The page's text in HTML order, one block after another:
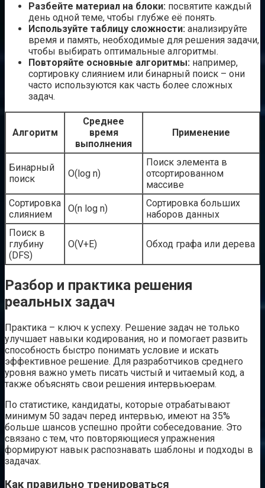
Разбейте материал на блоки: посвятите каждый
день одной теме, чтобы глубже её понять.
Используйте таблицу сложности: анализируйте
время и память, необходимые для решения задачи,
чтобы выбирать оптимальные алгоритмы.
Повторяйте основные алгоритмы: например,
сортировку слиянием или бинарный поиск – они
часто используются как часть более сложных
задач.
Алгоритм
Среднее
время
выполнения
Применение
Бинарный
поиск
O(log n)
Поиск элемента в
отсортированном
массиве
Сортировка
слиянием
O(n log n)
Сортировка больших
наборов данных
Поиск в
глубину
(DFS)
O(V+E) Обход графа или дерева
Разбор и практика решения
реальных задач
Практика – ключ к успеху. Решение задач не только
улучшает навыки кодирования, но и помогает развить
способность быстро понимать условие и искать
эффективное решение. Для разработчиков среднего
уровня важно уметь писать чистый и читаемый код, а
также объяснять свои решения интервьюерам.
По статистике, кандидаты, которые отрабатывают
минимум 50 задач перед интервью, имеют на 35%
больше шансов успешно пройти собеседование. Это
связано с тем, что повторяющиеся упражнения
формируют навык распознавать шаблоны и подходы в
задачах.
Как правильно тренироваться